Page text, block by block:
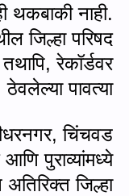
नाही.
जिल्हा परिषद
,रेकॉर्डवर
ठेवलेल्या पावत्या
,चिंचवड
आणि पुराव्यांमध्ये
जिल्हा